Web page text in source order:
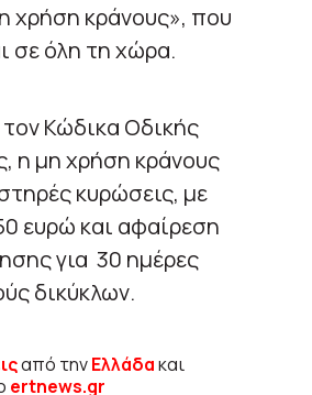
χρήση κράνους», που
σε όλη τη χώρα.
Κώδικα Οδικής
η μη χρήση κράνους
κυρώσεις, με
ευρώ και αφαίρεση
για 30 ημέρες
δικύκλων.
από τηνΕλλάδακαι
ertnews.gr